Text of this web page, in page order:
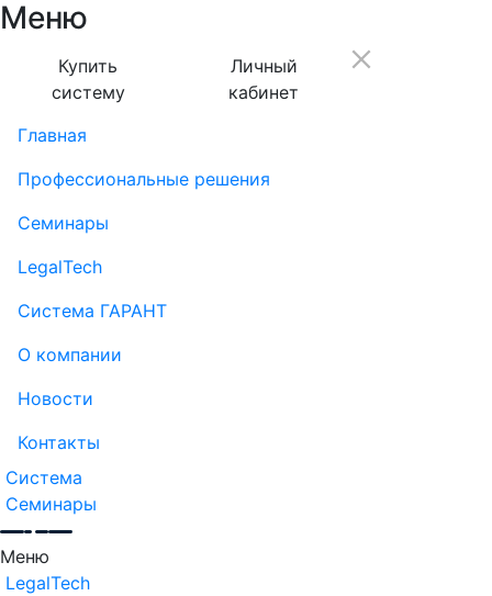
Меню
Купить
систему
Личный
кабинет
Главная
Профессиональные решения
Семинары
LegalTech
Система ГАРАНТ
О компании
Новости
Контакты
Система
Семинары
Меню
LegalTech